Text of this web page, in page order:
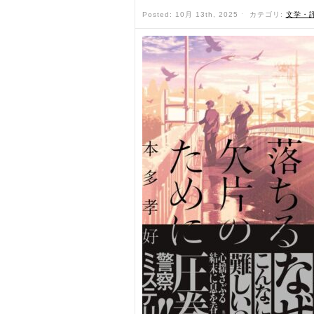
Posted: 10月 13th, 2025 ˑ カテゴリ: 文学・